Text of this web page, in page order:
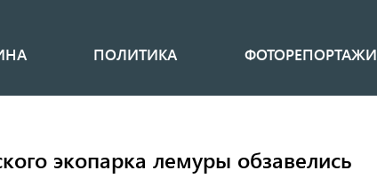
ПОЛИТИКА ФОТОРЕПОРТАЖИ
экопарка лемуры обзавелись